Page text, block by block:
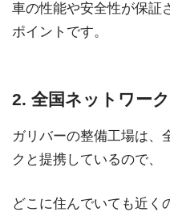
車の性能や安全性が保証
ポイントです。
2. 全国ネットワー
ガリバーの整備工場は、
クと提携しているので、
どこに住んでいても近く